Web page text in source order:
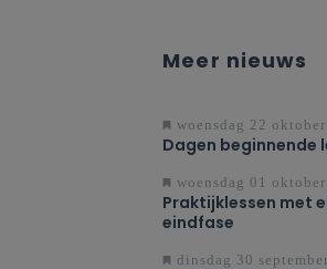
Meer nieuws
woensdag 22 oktober
Dagen beginnende
woensdag 01 oktober
Praktijklessen met
eindfase
dinsdag 30 september